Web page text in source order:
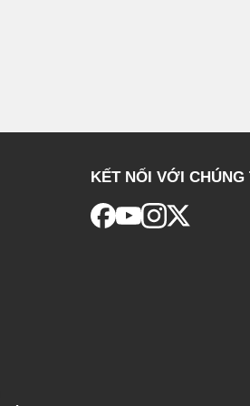
KẾT NỐI VỚI CHÚNG